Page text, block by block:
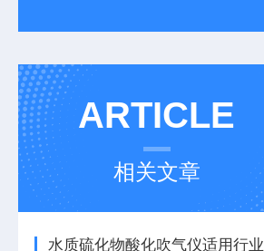
ARTICLE
相关文章
水质硫化物酸化吹气仪适用行业